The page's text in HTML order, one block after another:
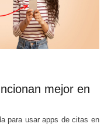
mejor en
para usar apps de citas en